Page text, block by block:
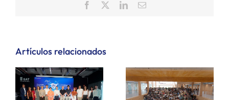
Facebook LinkedInCorreo
Artículos relacionados